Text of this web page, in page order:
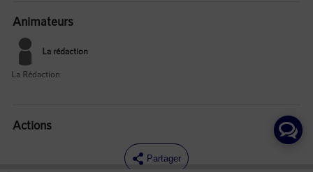
Animateurs
La rédaction
La Rédaction
Actions
Partager